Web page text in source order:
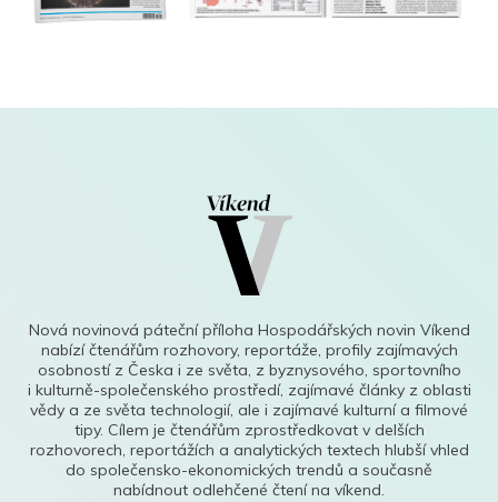
Nová novinová páteční příloha Hospodářských novin Víkend
nabízí čtenářům rozhovory, reportáže, profily zajímavých
osobností z Česka i ze světa, z byznysového, sportovního
i kulturně-společenského prostředí, zajímavé články z oblasti
vědy a ze světa technologií, ale i zajímavé kulturní a filmové
tipy. Cílem je čtenářům zprostředkovat v delších
rozhovorech, reportážích a analytických textech hlubší vhled
do společensko-ekonomických trendů a současně
nabídnout odlehčené čtení na víkend.